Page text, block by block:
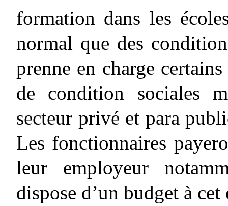
formation dans les
normal que des
prenne en charge
de condition sociales
secteur privé et para
Les fonctionnaires
leur employeur
dispose d’un budget à cet